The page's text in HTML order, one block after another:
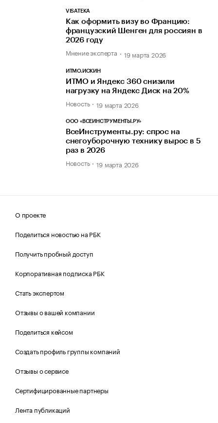
VISATEKA
Как оформить визу во Францию:
французский Шенген для россиян в
2026 году
Мнение эксперта 19 марта 2026
ИТМО.ИСКИН
ИТМО и Яндекс 360 снизили
нагрузку на Яндекс Диск на 20%
Новость 19 марта 2026
ООО «ВСЕИНСТРУМЕНТЫ.РУ»
ВсеИнструменты.ру: спрос на
снегоуборочную технику вырос в 5
раз в 2026
Новость 19 марта 2026
О проекте
Поделиться новостью на РБК
Получить пробный доступ
Корпоративная подписка РБК
Стать экспертом
Отзывы о вашей компании
Поделиться кейсом
Создать профиль группы компаний
Отзывы о сервисе
Сертифицированные партнеры
Лента публикаций